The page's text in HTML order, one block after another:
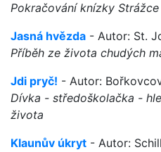
Pokračování knízky
Jasná hvězda - Autor: St.
Příběh ze života chudých
Jdi pryč! - Autor:
Dívka - středoškolačka -
života
Klaunův úkryt - Autor: